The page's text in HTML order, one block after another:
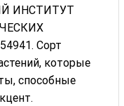
ИНСТИТУТ
Сорт
которые
способные